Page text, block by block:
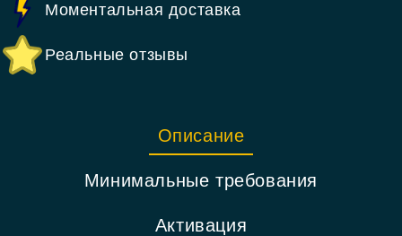
Моментальная доставка
Реальные отзывы
Описание
Минимальные требования
Активация